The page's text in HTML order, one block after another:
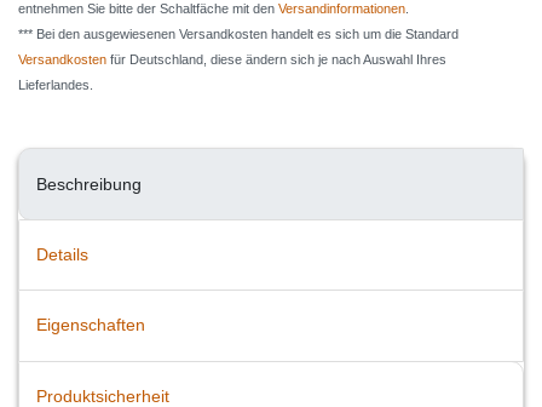
entnehmen Sie bitte der Schaltfäche mit den Versandinformationen
*** Bei den ausgewiesenen Versandkosten handelt es sich um die Standard
Versandkosten für Deutschland, diese ändern sich je nach Auswahl Ihres
Lieferlandes.
Beschreibung
Details
Eigenschaften
Produktsicherheit